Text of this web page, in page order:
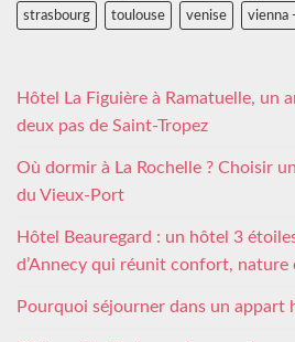
strasbourg toulouse venise vienna
Hôtel La Figuière à Ramatuelle, un
deux pas de Saint-Tropez
Où dormir à La Rochelle ? Choisir
du Vieux-Port
Hôtel Beauregard : un hôtel 3
d’Annecy qui réunit confort, nature
Pourquoi séjourner dans un appart